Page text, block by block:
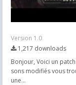
Version 1.0
1,217 downloads
Bonjour, Voici un
sons modifiés vous
une...